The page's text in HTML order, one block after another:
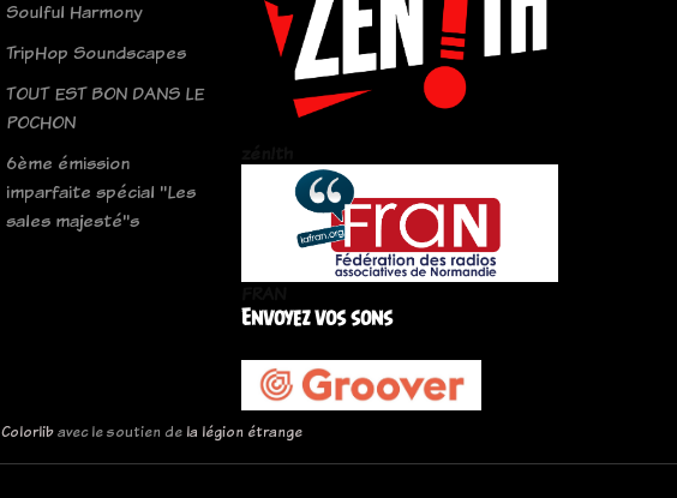
Soulful Harmony
TripHop Soundscapes
TOUT EST BON DANS LE
POCHON
6ème émission
imparfaite spécial "Les
sales majesté"s
Envoyez vos sons
Colorlibavec le soutien de la légion étrange